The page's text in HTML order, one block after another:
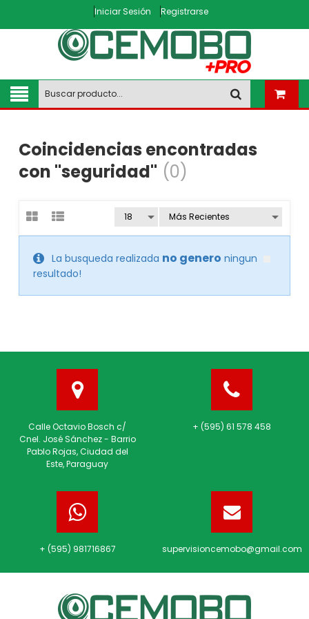
Iniciar Sesión Registrarse
Coincidencias encontradas
con "seguridad" (0)
La busqueda realizada no genero ningun
resultado!
Calle Octavio Bosch c/
Cnel. José Sánchez - Barrio
Pablo Rojas, Ciudad del
Este, Paraguay
+ (595) 61 578 458
+ (595) 981716867 supervisioncemobo@gmail.com